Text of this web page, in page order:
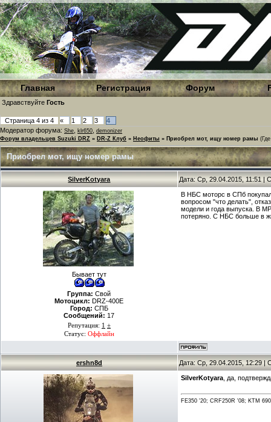
Главная Регистрация Форум
Здравствуйте Гость
Страница 4 из 4 « 1 2 3
4
Модератор форума: She klr650 demonizer
Форум владельцев Suzuki DRZ » DR-Z Клуб » Неофиты » Приобрел мот, ищу номер рамы
Приобрел мот, ищу номер рамы
SilverKotyara Дата: Ср, 29.04.2015, 11:51 |
Бывает тут
Группа: Свой
Мотоцикл: DRZ-400E
Город: СПБ
Сообщений: 17
Репутация: 1 ±
Статус: Оффлайн
В НБС моторс в СПб
вопросом "что делать",
модели и года выпуска. В
потеряно. С НБС больше в
ershn8d Дата: Ср, 29.04.2015, 12:29 |
SilverKotyara , да,
FE350 '20; CRF250R '08; KTM